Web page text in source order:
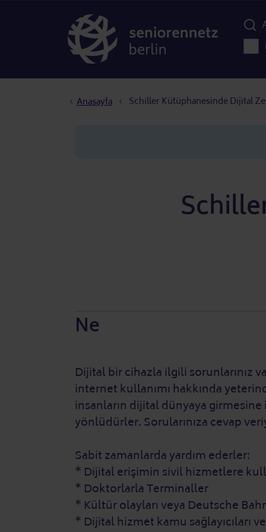
Anasayfa Schiller Kütüphanesinde Dijital
Ne
Dijital bir cihazla ilgili sorunlarınız
internet kullanımı hakkında
insanların dijital dünyaya
yönlüdürler. Sorularınıza cevap
Sabit zamanlarda yardım ederler:
* Dijital erişimin sivil hizmetlere
* Doktorlarla Terminaller
* Kültür olayları veya Deutsche
* Dijital hizmet kamu sağlayıcıları